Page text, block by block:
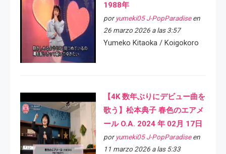
1988年
por yumeki05 J-PopParadiseen
26 marzo 2026 a las 3:57
Yumeko Kitaoka / Koigokoro
【4K 数年ぶりにデビュー曲を
歌う】松本典子 春色のエアメ
ール O.A. 2024 年 02月 17日
por yumeki05 J-PopParadiseen
11 marzo 2026 a las 5:33